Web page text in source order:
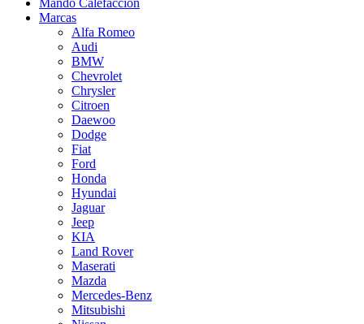
Mando Calefacción
Marcas
Alfa Romeo
Audi
BMW
Chevrolet
Chrysler
Citroen
Daewoo
Dodge
Fiat
Ford
Honda
Hyundai
Jaguar
Jeep
KIA
Land Rover
Maserati
Mazda
Mercedes-Benz
Mitsubishi